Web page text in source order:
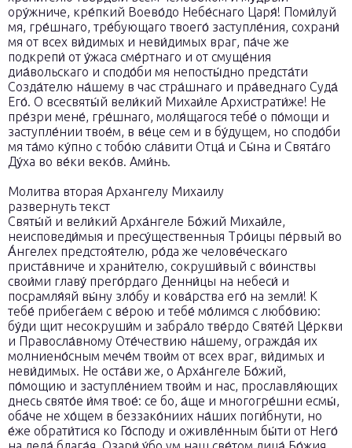
ору́жниче, кре́пкий Воево́до Небе́снаго Царя́! Поми́луй
мя, гре́шнаго, тре́бующаго твоего́ заступле́ния, сохрани́
мя от всех ви́димых и неви́димых враг, па́че же
подкрепи́ от у́жаса сме́ртнаго и от смуще́ния
диа́вольскаго и сподо́би мя непосты́дно предста́ти
Созда́телю на́шему в час стра́шнаго и пра́веднаго Суда́
Его́. О всесвяты́й вели́кий Михаи́ле Архистрати́же! Не
пре́зри мене́, гре́шнаго, моля́щагося тебе́ о по́мощи и
заступле́нии твое́м, в ве́це сем и в бу́дущем, но сподо́би
мя та́мо ку́пно с тобо́ю сла́вити Отца́ и Сы́на и Свята́го
Ду́ха во ве́ки веко́в. Ами́нь.
Молитва вторая Архангелу Михаилу
развернуть текст
Святы́й и вели́кий Арха́нгеле Бо́жий Михаи́ле,
неисповеди́мыя и пресу́щественныя Тро́ицы пе́рвый во
А́нгелех предстоя́телю, ро́да же челове́ческаго
приста́вниче и храни́телю, сокруши́вый с во́инствы
свои́ми главу́ прего́рдаго Денни́цы на небеси́ и
посрамля́яй вы́ну зло́бу и кова́рства его́ на земли́! К
тебе́ прибега́ем с ве́рою и тебе́ мо́лимся с любо́вию:
бу́ди щит несокруши́м и забра́ло тве́рдо Святе́й Це́ркви
и Правосла́вному Оте́чествию на́шему, огражда́я их
молниено́сным мече́м твои́м от всех враг, ви́димых и
неви́димых. Не оста́ви же, о Арха́нгеле Бо́жий,
по́мощию и заступле́нием твои́м и нас, прославля́ющих
днесь свято́е и́мя твое́: се бо, а́ще и многогре́шни есмы́,
оба́че не хо́щем в беззако́ниих на́ших поги́бнути, но
е́же обрати́тися ко Го́споду и оживле́нным бы́ти от Него́